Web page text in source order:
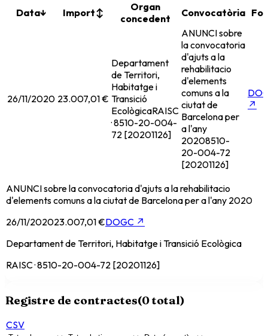
Data↓ Import↕
Organ
concedent
Convocatòria
26/11/2020 23.007,01 €
Departament
de Territori,
Habitatge i
Transició
EcològicaRAISC
· 8510-20-004-
72 [20201126]
ANUNCI sobre
la convocatoria
d'ajuts a la
rehabilitacio
d'elements
comuns a la
ciutat de
Barcelona per
a l'any
20208510-
20-004-72
[20201126]
↗
ANUNCI sobre la convocatoria d'ajuts a la rehabilitacio
d'elements comuns a la ciutat de Barcelona per a l'any 2020
26/11/202023.007,01 €DOGC ↗
Departament de Territori, Habitatge i Transició Ecològica
RAISC · 8510-20-004-72 [20201126]
Registre de contractes(0total)
CSV